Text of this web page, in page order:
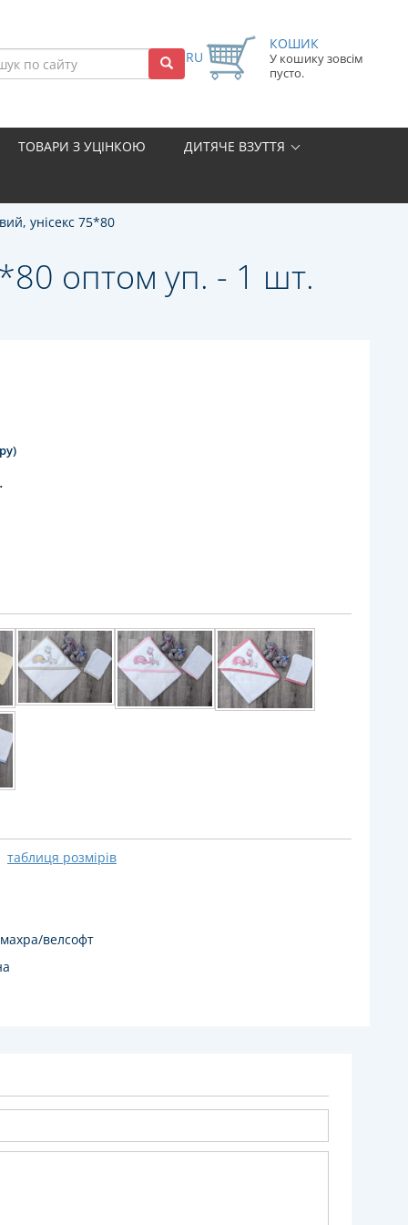
RU
КОШИК
У кошику зовсім
пусто.
ТОВАРИ З УЦІНКОЮ ДИТЯЧЕ ВЗУТТЯ
унісекс 75*80
оптом уп. - 1 шт.
таблиця розмірів
велсофт